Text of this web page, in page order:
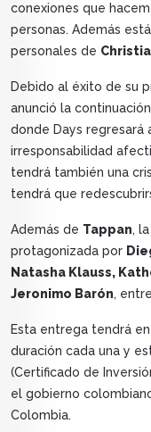
conexiones que
personas. Además
personales de
Debido al éxito de su
anunció la
donde Days regresará
irresponsabilidad
tendrá también una
tendrá que
Además de Tappan,
protagonizada por
Natasha Klauss,
Jeronimo Barón,
Esta entrega tendrá
duración cada una y
(Certificado de
el gobierno
Colombia.